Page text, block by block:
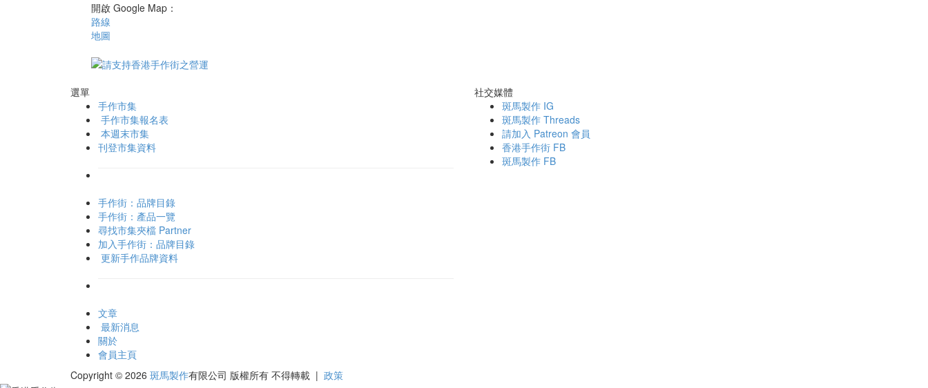
開啟 Google Map：
路線
地圖
選單
手作市集
手作市集報名表
本週末市集
刊登市集資料
手作街：品牌目錄
手作街：產品一覽
尋找市集夾檔 Partner
加入手作街：品牌目錄
更新手作品牌資料
文章
最新消息
關於
會員主頁
社交媒體
斑馬製作 IG
斑馬製作 Threads
請加入 Patreon 會員
香港手作街 FB
斑馬製作 FB
Copyright © 2026 斑馬製作有限公司 版權所有 不得轉載 | 政策